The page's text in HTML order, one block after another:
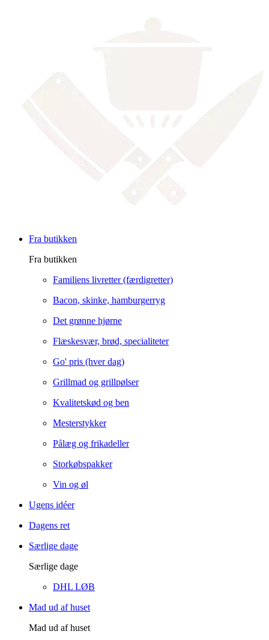
Fra butikken
Fra butikken
Familiens livretter (færdigretter)
Bacon, skinke, hamburgerryg
Det grønne hjørne
Flæskesvær, brød, specialiteter
Go' pris (hver dag)
Grillmad og grillpølser
Kvalitetskød og ben
Mesterstykker
Pålæg og frikadeller
Storkøbspakker
Vin og øl
Ugens idéer
Dagens ret
Særlige dage
Særlige dage
DHL LØB
Mad ud af huset
Mad ud af huset